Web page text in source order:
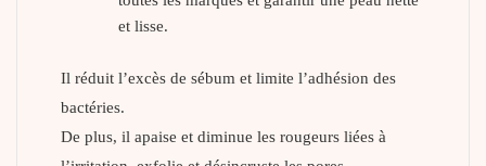
et lisse.
Il réduit l’excès de sébum et limite l’adhésion des
bactéries.
De plus, il apaise et diminue les rougeurs liées à